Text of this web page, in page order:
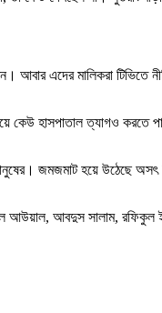
আবার এদের মালিকরা
কেউ হাসপাতাল ত্যাগও
জমজমাট হয়ে উঠেছে
আউয়াল, আবদুস সালাম,